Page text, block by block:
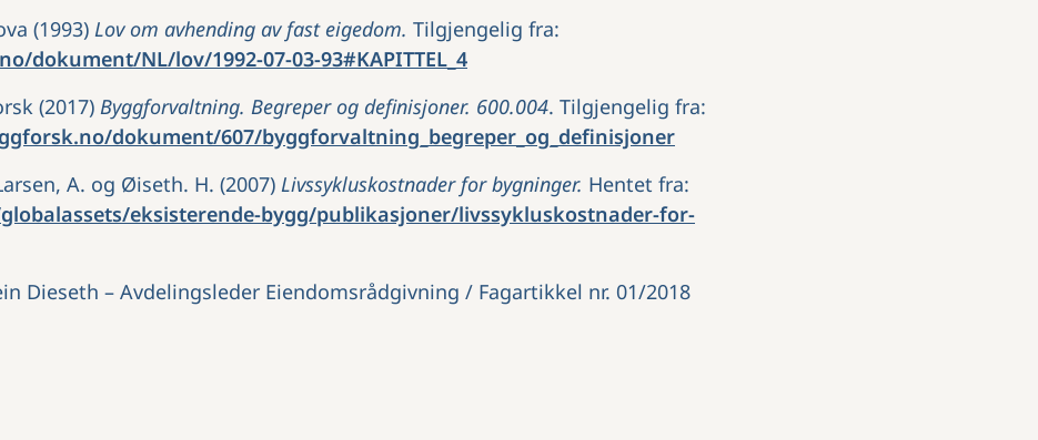
(1993) Lov om avhending av fast eigedom. Tilgjengelig fra:
dokument/NL/lov/1992-07-03-93#KAPITTEL_4
(2017) Byggforvaltning. Begreper og definisjoner. 600.004. Tilgjengelig fra:
dokument/607/byggforvaltning_begreper_og_definisjoner
A. og Øiseth. H. (2007) Livssykluskostnader for bygninger. Hentet fra:
eksisterende-bygg/publikasjoner/livssykluskostnader-for-
Dieseth – Avdelingsleder Eiendomsrådgivning / Fagartikkel nr. 01/2018